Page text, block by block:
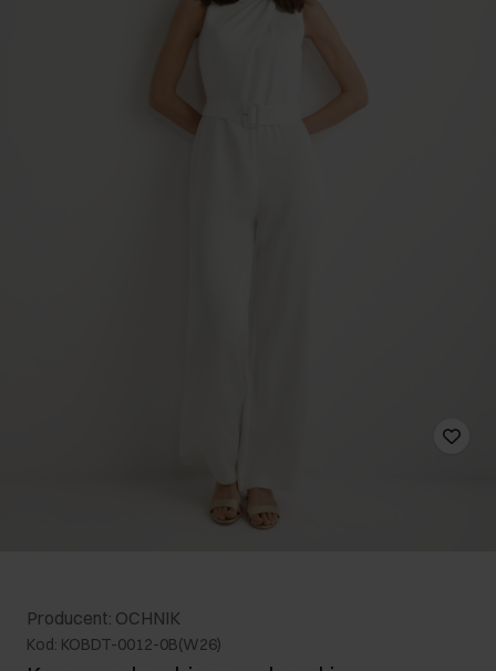
Producent: OCHNIK
Kod: KOBDT-0012-0B(W26)